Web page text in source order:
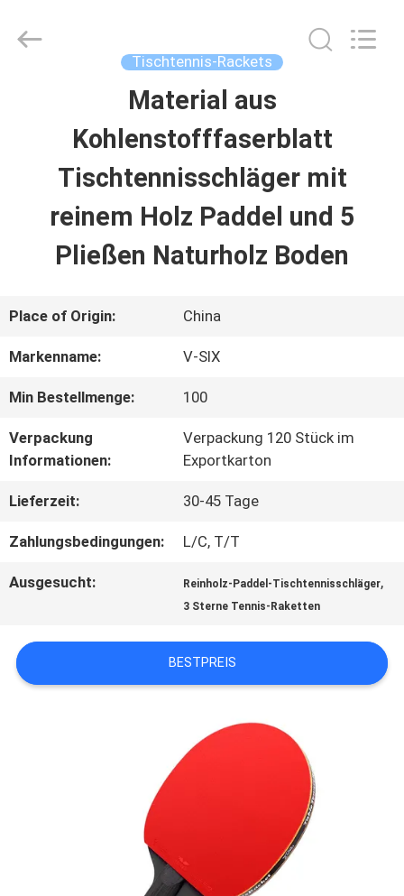
HAUSE
PRODUKTE
ÜBER
UNS
QUALITÄTSKONTROLLE
KONTAKT
MIT
UNS
BITTE
UM
Dunya
Sports
Tischtennis-Rackets
Material aus
Kohlenstofffaserblatt
Tischtennisschläger mit
reinem Holz Paddel und 5
Pließen Naturholz Boden
Place of Origin: China
Markenname: V-SIX
Min Bestellmenge: 100
Verpackung
Informationen:
Verpackung 120 Stück im
Exportkarton
Lieferzeit: 30-45 Tage
Zahlungsbedingungen: L/C, T/T
Ausgesucht: Reinholz-Paddel-Tischtennisschläger,
3 Sterne Tennis-Raketten
BESTPREIS